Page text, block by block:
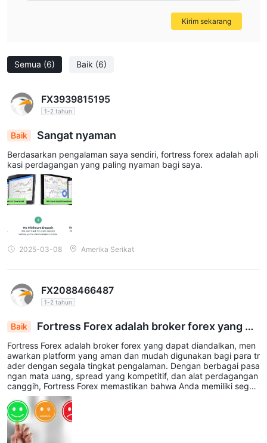
Semua (6) Baik (6)
FX3939815195
1-2 tahun
Baik Sangat nyaman
Berdasarkan pengalaman saya sendiri, fortress forex adalah apli
kasi perdagangan yang paling nyaman bagi saya.
2025-03-08 Amerika Serikat
FX2088466487
1-2 tahun
Baik
Fortress Forex adalah broker forex yang da
pat diandalkan
Fortress Forex adalah broker forex yang dapat diandalkan, men
awarkan platform yang aman dan mudah digunakan bagi para tr
ader dengan segala tingkat pengalaman. Dengan berbagai pasa
ngan mata uang, spread yang kompetitif, dan alat perdagangan
canggih, Fortress Forex memastikan bahwa Anda memiliki segal
a yang Anda butuhkan untuk membuat keputusan perdagangan
yang terinformasi. Dan saya senang bahwa ini diperkenalkan ke
pada saya
Kirim sekarang